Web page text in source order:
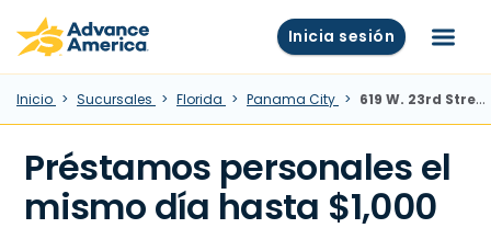
Skip to main content
Advance America home Inicia sesión Menú
Inicio Sucursales Florida Panama City 619 W. 23rd Street, Panama City, FL
Préstamos personales el
mismo día hasta $1,000